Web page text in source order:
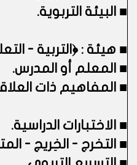
■ البيئة التربوية.
■ هيئة : ﴿التربية -
■ المعلم أو المدرس.
■ المفاهيم ذات
■ الاختبارات الدراسية.
■ التخرج - الخِريج -